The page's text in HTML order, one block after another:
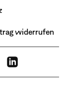
widerrufen